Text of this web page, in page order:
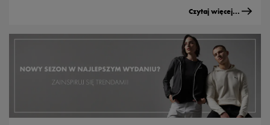
Czytaj więcej...